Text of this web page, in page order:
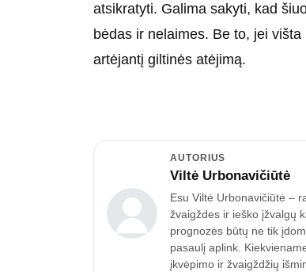
atsikratyti. Galima sakyti, kad
bėdas ir nelaimes. Be to, jei
artėjantį giltinės atėjimą.
AUTORIUS
Viltė Urbonavičiūtė
Esu Viltė Urbonavičiūtė –
žvaigždes ir ieško įžvalgų
prognozės būtų ne tik
pasaulį aplink.
įkvėpimo ir žvaigždžių